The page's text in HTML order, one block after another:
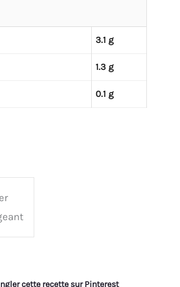
3.1 g
1.3 g
0.1 g
cette recette sur Pinterest